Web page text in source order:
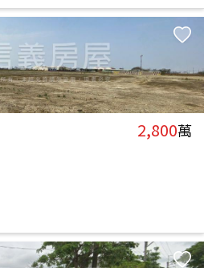
2,800萬